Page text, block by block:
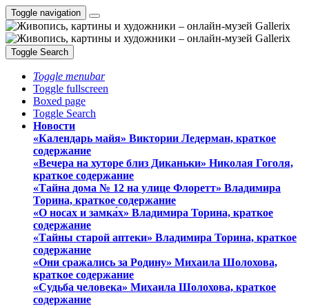
Toggle navigation
Toggle Search
Toggle menubar
Toggle fullscreen
Boxed page
Toggle Search
Новости
«Календарь майя» Виктории Ледерман, краткое
содержание
«Вечера на хуторе близ Диканьки» Николая Гоголя,
краткое содержание
«Тайна дома № 12 на улице Флоретт» Владимира
Торина, краткое содержание
«О носах и замка́х» Владимира Торина, краткое
содержание
«Тайны старой аптеки» Владимира Торина, краткое
содержание
«Они сражались за Родину» Михаила Шолохова,
краткое содержание
«Судьба человека» Михаила Шолохова, краткое
содержание